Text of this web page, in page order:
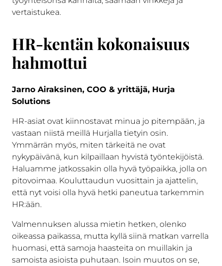
vertaistukea.
HR-kentän kokonaisuus
hahmottui
Jarno Airaksinen, COO & yrittäjä, Hurja
Solutions
HR-asiat ovat kiinnostavat minua jo pitempään, ja
vastaan niistä meillä Hurjalla tietyin osin.
Ymmärrän myös, miten tärkeitä ne ovat
nykypäivänä, kun kilpaillaan hyvistä työntekijöistä.
Haluamme jatkossakin olla hyvä työpaikka, jolla on
pitovoimaa. Kouluttaudun vuosittain ja ajattelin,
että nyt voisi olla hyvä hetki paneutua tarkemmin
HR:ään.
Valmennuksen alussa mietin hetken, olenko
oikeassa paikassa, mutta kyllä siinä matkan varrella
huomasi, että samoja haasteita on muillakin ja
samoista asioista puhutaan. Isoin muutos on se,